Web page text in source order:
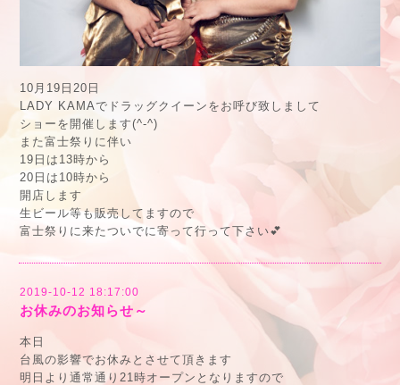
10月19日20日
LADY KAMAでドラッグクイーンをお呼び致しまして
ショーを開催します(^-^)
また富士祭りに伴い
19日は13時から
20日は10時から
開店します
生ビール等も販売してますので
富士祭りに来たついでに寄って行って下さい💕
2019-10-12 18:17:00
お休みのお知らせ～
本日
台風の影響でお休みとさせて頂きます
明日より通常通り21時オープンとなりますので